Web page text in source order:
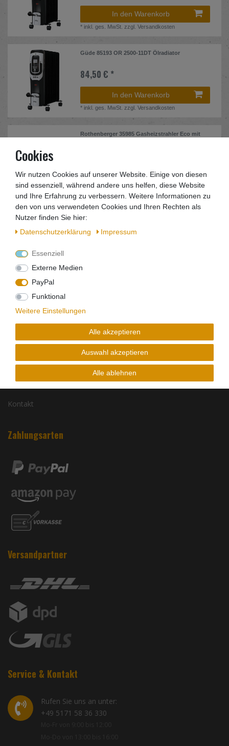
In den Warenkorb
* inkl. ges. MwSt. zzgl.Versandkosten
Güde 85193 OR 2500-11DT Ölradiator
84,50 € *
In den Warenkorb
* inkl. ges. MwSt. zzgl.Versandkosten
Rothenberger 35985 Gasheizstrahler Eco mit
In den Warenkorb
*inkl. ges. MwSt.zzgl.Versandkosten
MyPowertools
Zahlungsarten
Infos zu Elektro- und Elektronikgeräten
Barrierefreiheitserklärung
Kontakt
Zahlungsarten
Versandpartner
Service & Kontakt
Rufen Sie uns an unter:
+49 5171 58 36 330
Cookies
Wir nutzen Cookies auf unserer Website. Einige von diesen
sind essenziell, während andere uns helfen, diese Website
und Ihre Erfahrung zu verbessern. Weitere Informationen zu
den von uns verwendeten Cookies und Ihren Rechten als
Nutzer finden Sie hier:
Daten­schutz­erklärung
Impressum
Essenziell
Externe Medien
PayPal
Funktional
Weitere Einstellungen
Alle akzeptieren
Auswahl akzeptieren
Alle ablehnen